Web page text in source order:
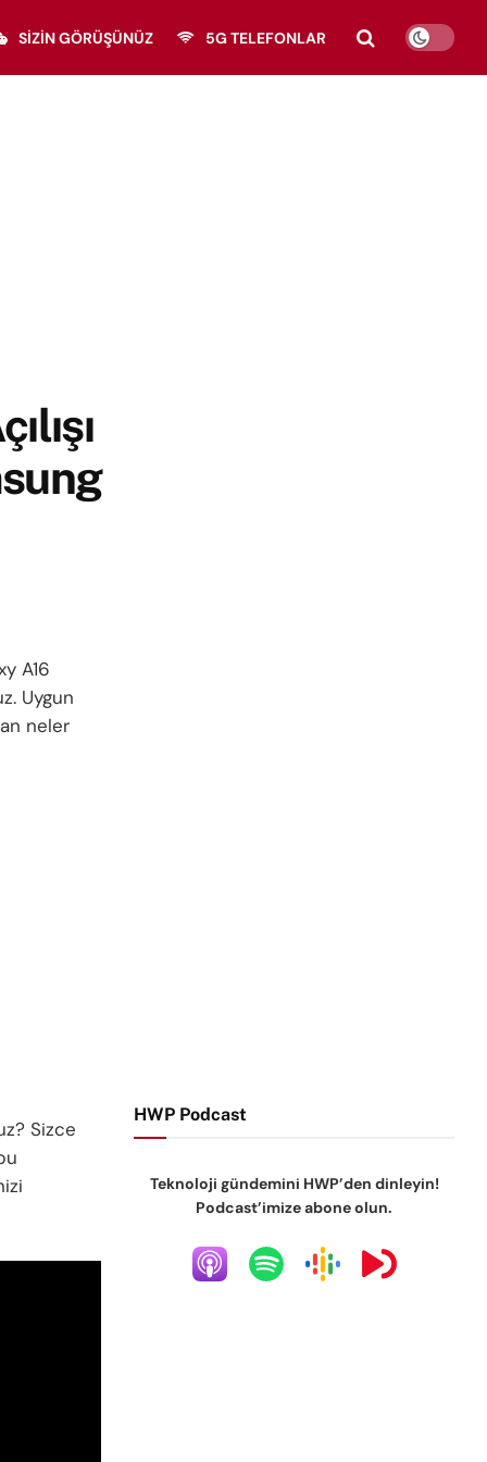
SIZIN GÖRÜŞÜNÜZ 5G TELEFONLAR
A16
Uygun
neler
Sizce
HWP Podcast
Teknoloji gündemini HWP’den dinleyin!
Podcast’imize abone olun.